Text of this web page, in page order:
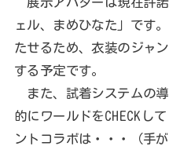
ェル、まめひなた」です。
たせるため、衣装のジャ
する予定です。
また、試着システムの
的にワールドをCHECK
ントコラボは・・・（手が